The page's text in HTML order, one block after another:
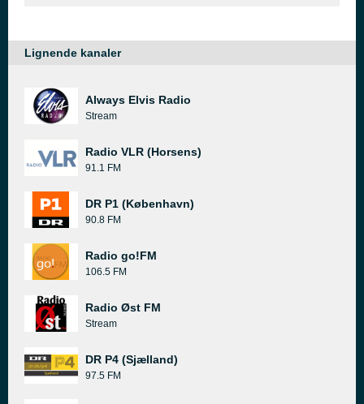
Lignende kanaler
Always Elvis Radio
Stream
Radio VLR (Horsens)
91.1 FM
DR P1 (København)
90.8 FM
Radio go!FM
106.5 FM
Radio Øst FM
Stream
DR P4 (Sjælland)
97.5 FM